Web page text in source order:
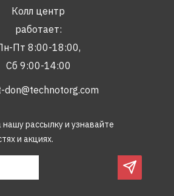
рассылку и узнавайте
и акциях.
Колл центр
работает:
Пт 8:00-18:00,
Сб 9:00-14:00
don@technotorg.com